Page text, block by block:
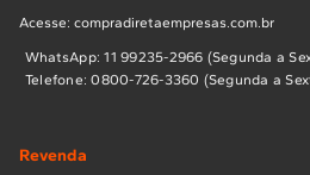
Acesse: compradiretaempresas.com.br
WhatsApp: 11 99235-2966 (Segunda a
Telefone: 0800-726-3360 (Segunda a
Revenda